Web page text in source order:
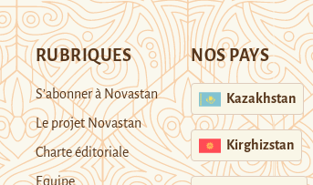
RUBRIQUES
S’abonner à Novastan
Le projet Novastan
Charte éditoriale
Equipe
NOS PAYS
Kazakhstan
Kirghizstan